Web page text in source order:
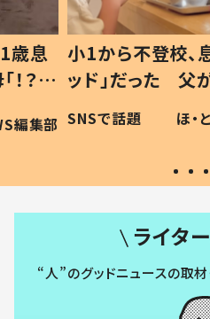
歳息
？」
編集部
小1から不登校、
ッド」だった 父
作り続ける理由
#令和の子
SNSで話題 ほ・
ライタ
“人”のグッドニュースの取